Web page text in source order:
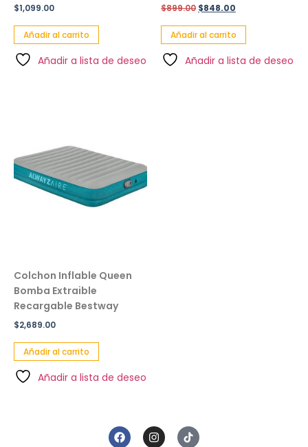
$1,099.00
Añadir al carrito
Añadir a lista de deseo
$899.00 $848.00
Añadir al carrito
Añadir a lista de deseo
Colchon Inflable Queen
Bomba Extraible
Recargable Bestway
$2,689.00
Añadir al carrito
Añadir a lista de deseo